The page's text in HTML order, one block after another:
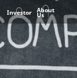
Investor About
Us